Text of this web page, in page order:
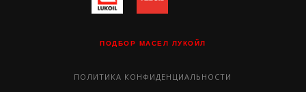
ПОЛИТИКА КОНФИДЕНЦИАЛЬНОСТИ
ПОДБОР МАСЕЛ ЛУКОЙЛ